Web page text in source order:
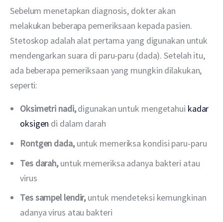
Sebelum menetapkan diagnosis, dokter akan
melakukan beberapa pemeriksaan kepada pasien.
Stetoskop adalah alat pertama yang digunakan untuk
mendengarkan suara di paru-paru (dada). Setelah itu,
ada beberapa pemeriksaan yang mungkin dilakukan,
seperti:
Oksimetri nadi,digunakan untuk mengetahui kadar
oksigen di dalam darah
Rontgen dada,untuk memeriksa kondisi paru-paru
Tes darah, untuk memeriksa adanya bakteri atau
virus
Tes sampel lendir,untuk mendeteksi kemungkinan
adanya virus atau bakteri